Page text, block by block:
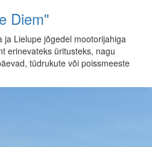
Diem"
ja Lielupe jõgedel mootorijahiga
erinevateks üritusteks, nagu
tüdrukute või poissmeeste